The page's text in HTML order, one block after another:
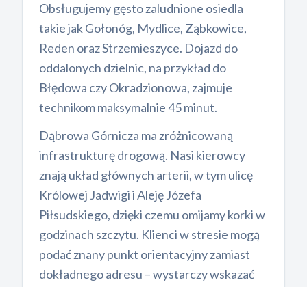
Obsługujemy gęsto zaludnione osiedla
takie jak Gołonóg, Mydlice, Ząbkowice,
Reden oraz Strzemieszyce. Dojazd do
oddalonych dzielnic, na przykład do
Błędowa czy Okradzionowa, zajmuje
technikom maksymalnie 45 minut.
Dąbrowa Górnicza ma zróżnicowaną
infrastrukturę drogową. Nasi kierowcy
znają układ głównych arterii, w tym ulicę
Królowej Jadwigi i Aleję Józefa
Piłsudskiego, dzięki czemu omijamy korki w
godzinach szczytu. Klienci w stresie mogą
podać znany punkt orientacyjny zamiast
dokładnego adresu – wystarczy wskazać